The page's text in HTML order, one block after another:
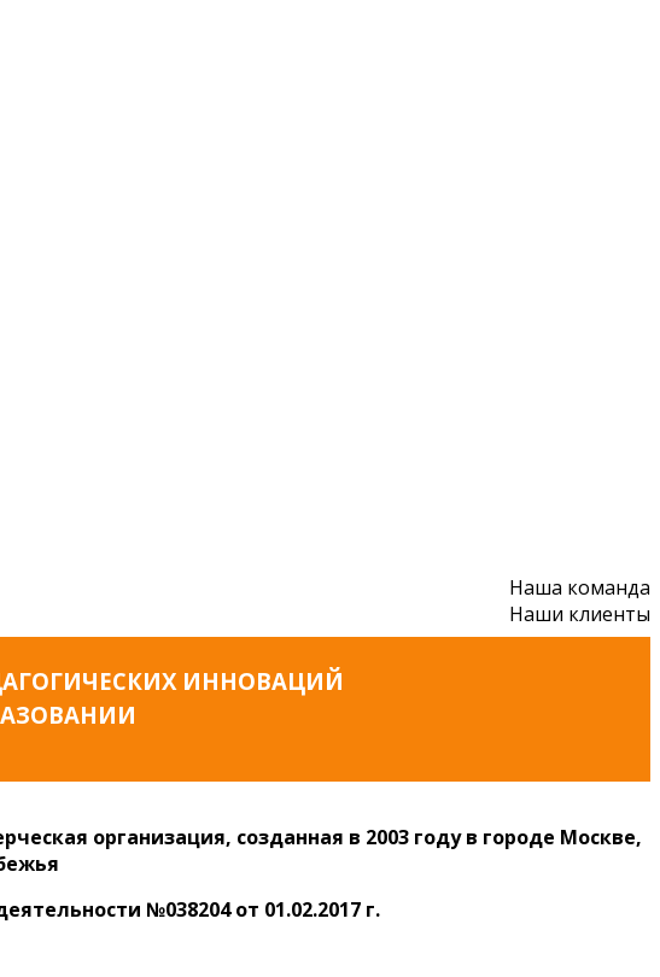
Наша команда
Наши клиенты
ИННОВАЦИЙ
организация, созданная в 2003 году в городе Москве,
№038204 от 01.02.2017 г.